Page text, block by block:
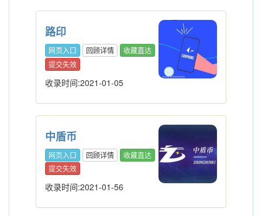
路印
网页入口 回顾详情
收藏直达
提交失效
收录时间:2021-01-05
中盾币
网页入口 回顾详情
收藏直达
提交失效
收录时间:2021-01-56